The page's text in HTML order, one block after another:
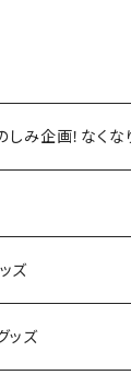
しみ企画！なく
ズ
ッズ